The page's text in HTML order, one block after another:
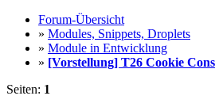
Forum-Übersicht
» Modules, Snippets, Droplets
» Module in Entwicklung
» [Vorstellung] T26 Cookie
Seiten: 1